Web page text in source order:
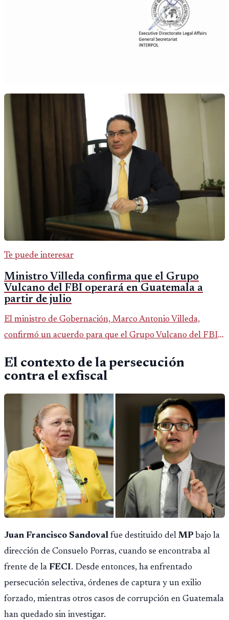
Te puede interesar
Ministro Villeda confirma que el Grupo
Vulcano del FBI operará en Guatemala a
partir de julio
El ministro de Gobernación, Marco Antonio Villeda,
confirmó un acuerdo para que el Grupo Vulcano del FBI
fallido con la administración anterior del Ministerio
Público.
El contexto de la persecución
contra el exfiscal
Juan Francisco Sandoval fue destituido del MP bajo la
dirección de Consuelo Porras, cuando se encontraba al
frente de la FECI. Desde entonces, ha enfrentado
persecución selectiva, órdenes de captura y un exilio
forzado, mientras otros casos de corrupción en Guatemala
han quedado sin investigar.